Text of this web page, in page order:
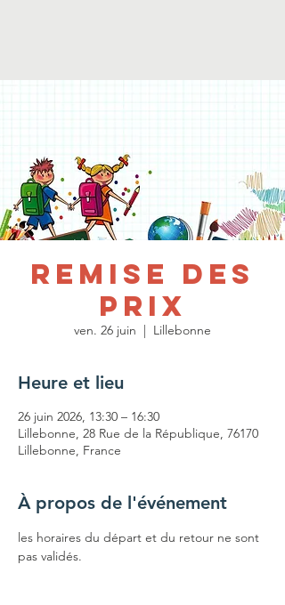
Remise des
prix
ven. 26 juin
  |
Lillebonne
Heure et lieu
26 juin 2026, 13:30 – 16:30
Lillebonne, 28 Rue de la République, 76170
Lillebonne, France
À propos de l'événement
les horaires du départ et du retour ne sont
pas validés.